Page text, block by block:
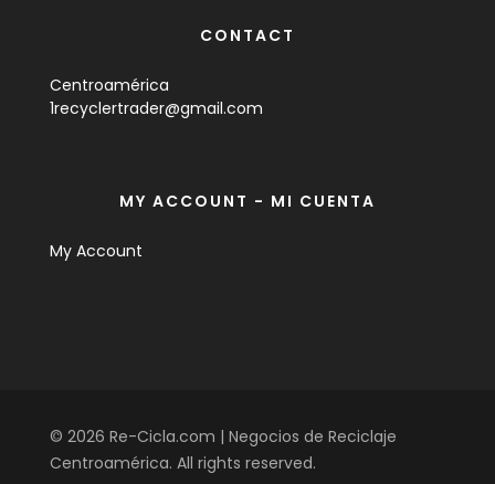
CONTACT
Centroamérica
1recyclertrader@gmail.com
MY ACCOUNT - MI CUENTA
My Account
© 2026 Re-Cicla.com | Negocios de Reciclaje
Centroamérica. All rights reserved.